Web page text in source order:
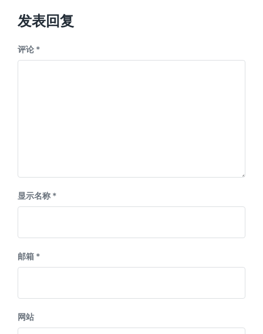
：
发表回复
评论 *
显示名称 *
邮箱 *
网站